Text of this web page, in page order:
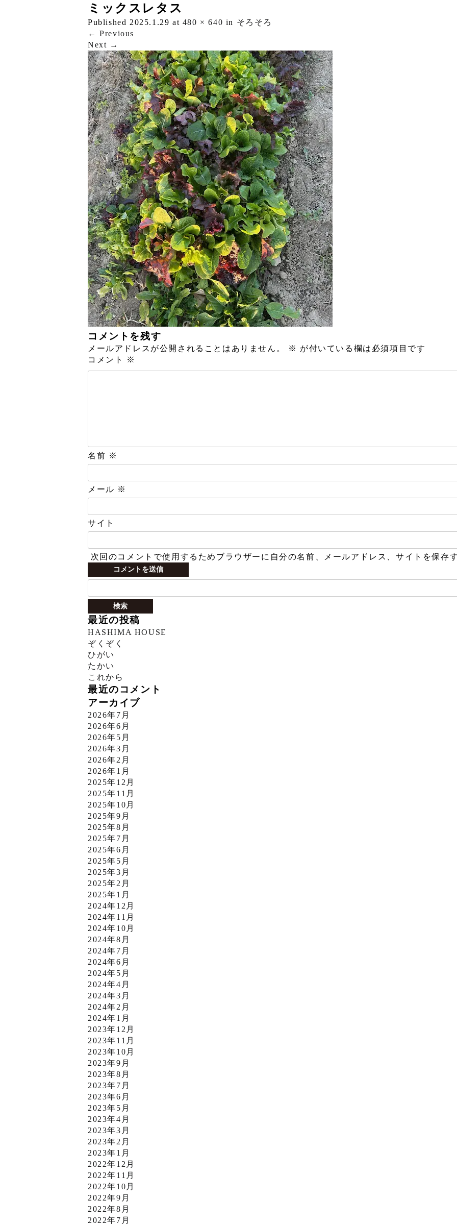
ミックスレタス
Published 2025.1.29 at 480 × 640 in そろそろ
← Previous
Next →
コメントを残す
メールアドレスが公開されることはありません。 ※ が付いている欄は必須項目です
コメント
※
名前 ※
メール ※
サイト
次回のコメントで使用するためブラウザーに自分の名前、メールアドレス、サイトを保存
検
最近の投稿
HASHIMA HOUSE
ぞくぞく
ひがい
たかい
これから
最近のコメント
アーカイブ
2026年7月
2026年6月
2026年5月
2026年3月
2026年2月
2026年1月
2025年12月
2025年11月
2025年10月
2025年9月
2025年8月
2025年7月
2025年6月
2025年5月
2025年3月
2025年2月
2025年1月
2024年12月
2024年11月
2024年10月
2024年8月
2024年7月
2024年6月
2024年5月
2024年4月
2024年3月
2024年2月
2024年1月
2023年12月
2023年11月
2023年10月
2023年9月
2023年8月
2023年7月
2023年6月
2023年5月
2023年4月
2023年3月
2023年2月
2023年1月
2022年12月
2022年11月
2022年10月
2022年9月
2022年8月
2022年7月